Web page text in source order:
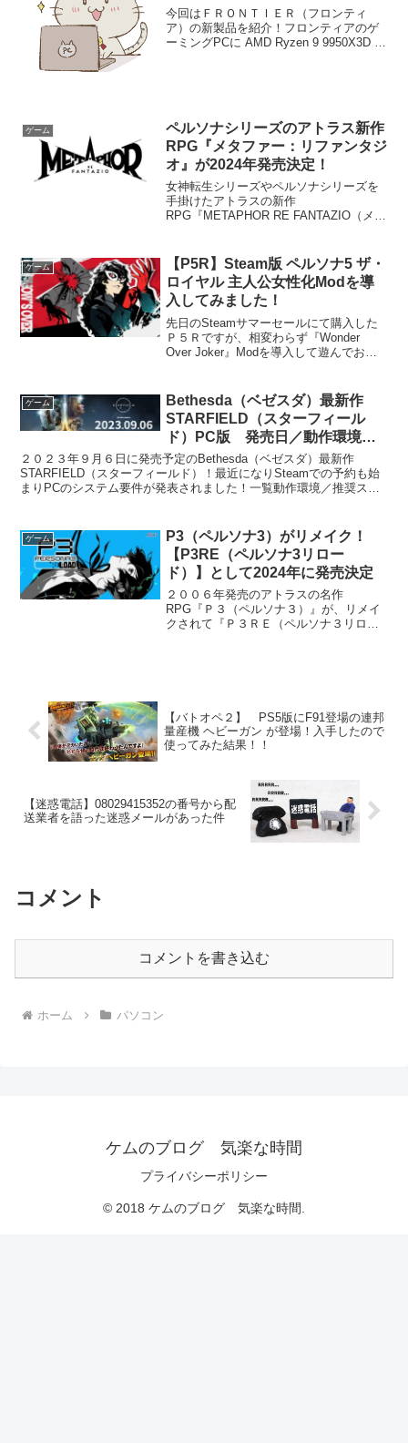
ック
今回はＦＲＯＮＴＩＥＲ（フロンティ
ア）の新製品を紹介！フロンティアのゲ
ーミングPCに AMD Ryzen 9 9950X3D /
ゲーム
ペルソナシリーズのアトラス新作
RPG『メタファー：リファンタジ
オ』が2024年発売決定！
女神転生シリーズやペルソナシリーズを
手掛けたアトラスの新作
RPG『METAPHOR RE FANTAZIO（メタ
た！。ＰＶが公開されているので要チェ
ックですね！追記：発...
ゲーム
【P5R】Steam版 ペルソナ5 ザ・
ロイヤル 主人公女性化Modを導
入してみました！
先日のSteamサマーセールにて購入した
Ｐ５Ｒですが、相変わらず『Wonder
Over Joker』Modを導入して遊んでおり
に主人公を女性化するMod『P5R F...
ゲーム
Bethesda（ベゼスダ）最新作
STARFIELD（スターフィール
ド）PC版 発売日／動作環境／
推奨スペックについて
２０２３年９月６日に発売予定のBethesda（ベゼスダ）最新作
STARFIELD（スターフィールド）！最近になりSteamでの予約も始
まりPCのシステム要件が発表されました！一覧動作環境／推奨スペ
ゲーム
P3（ペルソナ3）がリメイク！
【P3RE（ペルソナ3リロー
ド）】として2024年に発売決定
２００６年発売のアトラスの名作
RPG『Ｐ３（ペルソナ３）』が、リメイ
クされて『Ｐ３ＲＥ（ペルソナ３リロー
【バトオペ２】 PS5版にF91登場の連邦
量産機 ヘビーガン が登場！入手したので
使ってみた結果！！
【迷惑電話】08029415352の番号から配
送業者を語った迷惑メールがあった件
コメント
コメントを書き込む
ホーム パソコン
ケムのブログ 気楽な時間
プライバシーポリシー
© 2018 ケムのブログ 気楽な時間.